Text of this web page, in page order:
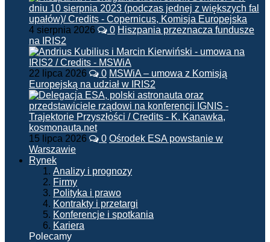
4 sierpnia 2026 0 Hiszpania przeznacza fundusze
na IRIS2
22 lipca 2026 0 MSWiA – umowa z Komisją
Europejską na udział w IRIS2
15 lipca 2026 0 Ośrodek ESA powstanie w
Warszawie
Rynek
Analizy i prognozy
Firmy
Polityka i prawo
Kontrakty i przetargi
Konferencje i spotkania
Kariera
Polecamy